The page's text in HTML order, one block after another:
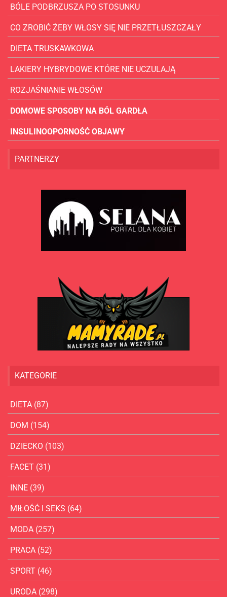
BÓLE PODBRZUSZA PO STOSUNKU
CO ZROBIĆ ŻEBY WŁOSY SIĘ NIE PRZETŁUSZCZAŁY
DIETA TRUSKAWKOWA
LAKIERY HYBRYDOWE KTÓRE NIE UCZULAJĄ
ROZJAŚNIANIE WŁOSÓW
DOMOWE SPOSOBY NA BÓL GARDŁA
INSULINOOPORNOŚĆ OBJAWY
PARTNERZY
KATEGORIE
DIETA (87)
DOM (154)
DZIECKO (103)
FACET (31)
INNE (39)
MIŁOŚĆ I SEKS (64)
MODA (257)
PRACA (52)
SPORT (46)
URODA (298)